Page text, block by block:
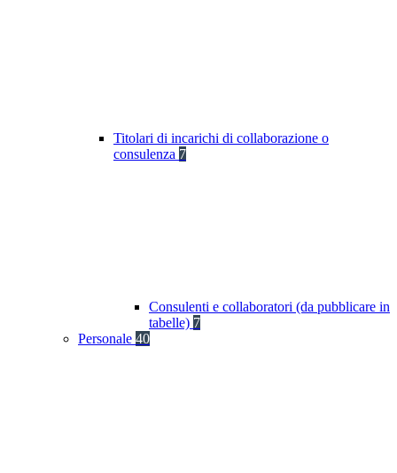
Titolari di incarichi di collaborazione o
consulenza 7
Consulenti e collaboratori (da pubblicare in
tabelle) 7
Personale 40